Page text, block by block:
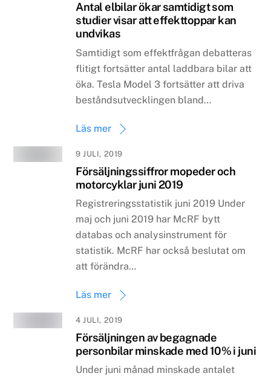
Antal elbilar ökar samtidigt som
studier visar att effekttoppar kan
undvikas
Samtidigt som effektfrågan debatteras
flitigt fortsätter antal laddbara bilar att
öka. Tesla Model 3 fortsätter att driva
beståndsutvecklingen bland…
Läs mer
9 JULI, 2019
Försäljningssiffror mopeder och
motorcyklar juni 2019
Registreringsstatistik juni 2019 Under
maj och juni 2019 har McRF bytt
databas och analysinstrument för
statistik. McRF har också beslutat om
att förändra…
Läs mer
4 JULI, 2019
Försäljningen av begagnade
personbilar minskade med 10% i juni
Under juni månad minskade antalet